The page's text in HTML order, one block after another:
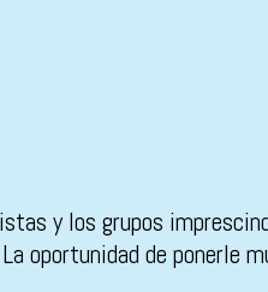
y los grupos
de ponerle